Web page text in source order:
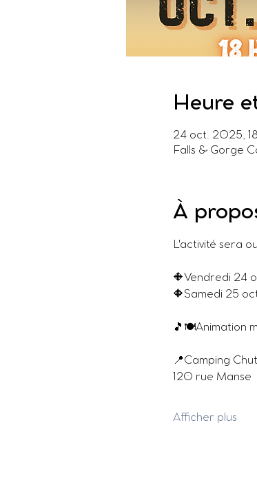
Heure
24 oct. 2025,
Falls & Gorge
À
L'activité sera
🔶Vendredi 24
🔶Samedi 25
🎵🍽Animation
📍Camping
120 rue Manse
Afficher plus